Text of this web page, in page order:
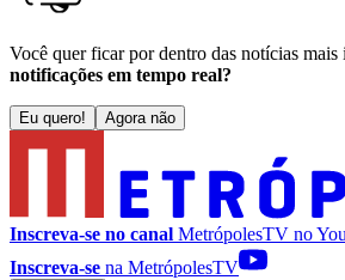
Você quer ficar por dentro das notícias mais
notificações em tempo real?
Eu quero! Agora não
Inscreva-se no canal MetrópolesTV no
Inscreva-se na MetrópolesTV